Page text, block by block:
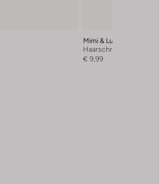
Mimi & Lula
Haarschmuck
€ 9,99